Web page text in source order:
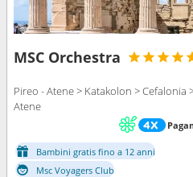
MSC Orchestra
Pireo - Atene > Katakolon > Cefalonia
Atene
Bambini gratis fino a 12 anni
Msc Voyagers Club